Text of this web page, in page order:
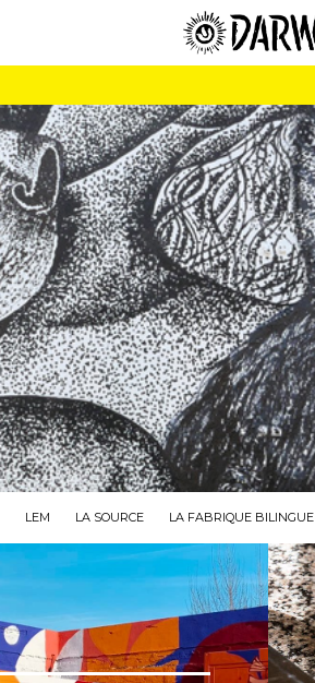
LEM LA SOURCE LA FABRIQUE BILINGUE